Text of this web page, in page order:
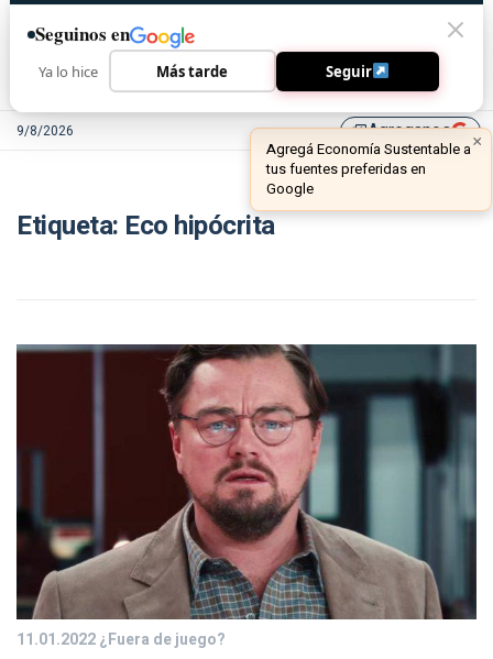
9/8/2026 library_addAgreganos ×
Agregá Economía Sustentable a
tus fuentes preferidas en
Google
Etiqueta: Eco hipócrita
11.01.2022¿Fuera de juego?
Seguinos en
Ya lo hice Más tarde Seguir